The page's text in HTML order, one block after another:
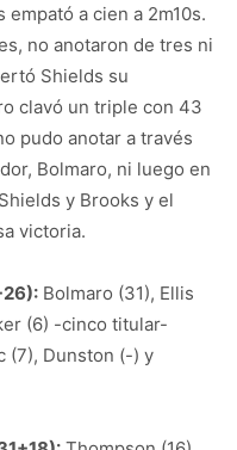
a cien a 2m10s.
no anotaron de tres ni
Shields su
clavó un triple con 43
pudo anotar a través
Bolmaro, ni luego en
y Brooks y el
victoria.
Bolmaro (31), Ellis
(6) -cinco titular-
(7), Dunston (-) y